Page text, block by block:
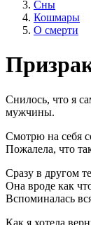
Сны
Кошмары
О смерти
Снилось, что я
мужчины.
Смотрю на себя
Пожалела, что
Сразу в другом
Она вроде как
Вспоминалась
Как я хотела